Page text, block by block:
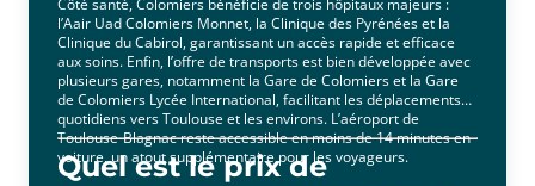
Côté santé, Colomiers bénéficie de trois hôpitaux majeurs :
l’Aair Uad Colomiers Monnet, la Clinique des Pyrénées et la
Clinique du Cabirol, garantissant un accès rapide et efficace
aux soins. Enfin, l’offre de transports est bien développée avec
plusieurs gares, notamment la Gare de Colomiers et la Gare
de Colomiers Lycée International, facilitant les déplacements
quotidiens vers Toulouse et les environs. L’aéroport de
Toulouse-Blagnac reste accessible en moins de 14 minutes en
voiture, un atout supplémentaire pour les voyageurs.
Quel est le prix de